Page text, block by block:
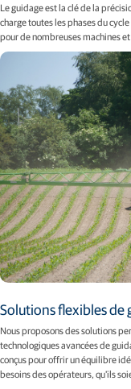
Le guidage est la clé de la
charge toutes les phases du
pour de nombreuses machines
Solutions flexibles de
Nous proposons des solutions
technologiques avancées de
conçus pour offrir un équilibre
besoins des opérateurs, qu'ils